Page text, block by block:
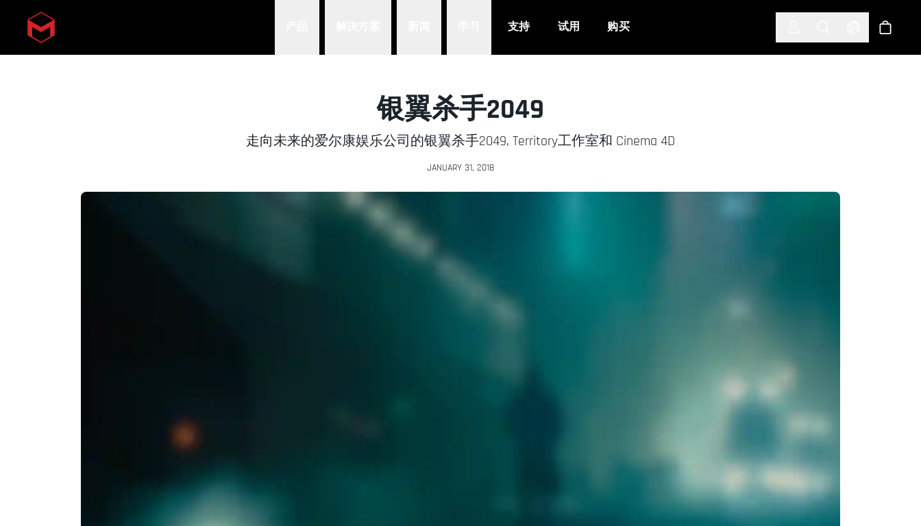
Skip to main content 支持 试用 购买 Select 商店
银翼杀手2049
走向未来的爱尔康娱乐公司的银翼杀手2049, Territory工作室和 Cinema 4D
JANUARY 31, 2018